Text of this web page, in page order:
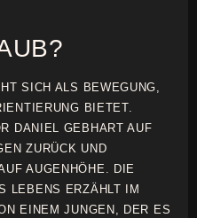
SICH ALS BEWEGUNG,
BIETET.
DANIEL GEBHART AUF
ZURÜCK UND
AUGENHÖHE. DIE
LEBENS ERZÄHLT IM
EINEM JUNGEN, DER ES